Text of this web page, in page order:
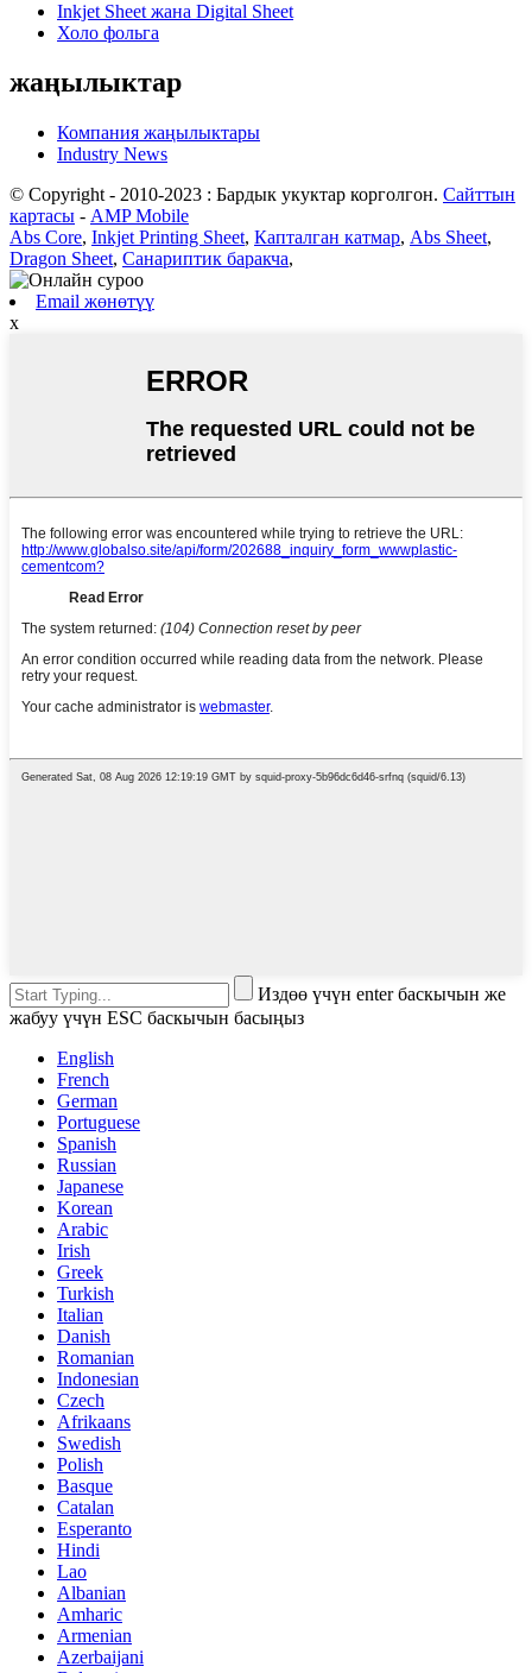
Inkjet Sheet жана Digital Sheet
Холо фольга
жаңылыктар
Компания жаңылыктары
Industry News
© Copyright - 2010-2023 : Бардык укуктар корголгон. Сайттын
картасы - AMP Mobile
Abs Core, Inkjet Printing Sheet, Капталган катмар, Abs Sheet,
Dragon Sheet, Санариптик баракча,
Email жөнөтүү
x
Издөө үчүн enter баскычын же
жабуу үчүн ESC баскычын басыңыз
English
French
German
Portuguese
Spanish
Russian
Japanese
Korean
Arabic
Irish
Greek
Turkish
Italian
Danish
Romanian
Indonesian
Czech
Afrikaans
Swedish
Polish
Basque
Catalan
Esperanto
Hindi
Lao
Albanian
Amharic
Armenian
Azerbaijani